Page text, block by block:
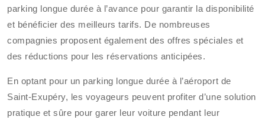
parking longue durée à l’avance pour garantir la disponibilité
et bénéficier des meilleurs tarifs. De nombreuses
compagnies proposent également des offres spéciales et
des réductions pour les réservations anticipées.
En optant pour un parking longue durée à l’aéroport de
Saint-Exupéry, les voyageurs peuvent profiter d’une solution
pratique et sûre pour garer leur voiture pendant leur